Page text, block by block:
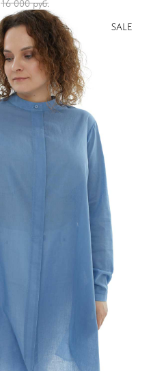
16 000 руб.
SALE